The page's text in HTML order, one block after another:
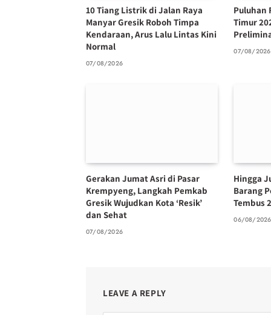
10 Tiang Listrik di Jalan Raya
Manyar Gresik Roboh Timpa
Kendaraan, Arus Lalu Lintas Kini
Normal
07/08/2026
Puluhan
Timur
07/08/2026
Gerakan Jumat Asri di Pasar
Krempyeng, Langkah Pemkab
Gresik Wujudkan Kota ‘Resik’
dan Sehat
07/08/2026
Hingga
Barang
Tembus
06/08/2026
LEAVE A REPLY